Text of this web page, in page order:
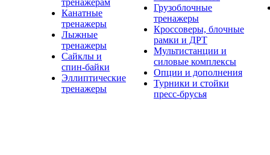
тренажерам
Канатные
тренажеры
Лыжные
тренажеры
Сайклы и
спин-байки
Эллиптические
тренажеры
Грузоблочные
тренажеры
Кроссоверы, блочные
рамки и ДРТ
Мультистанции и
силовые комплексы
Опции и дополнения
Турники и стойки
пресс-брусья